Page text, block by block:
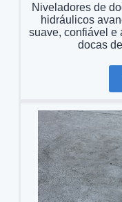
Niveladores de
hidráulicos
suave, confiável e
docas